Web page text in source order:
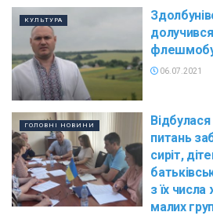
КУЛЬТУРА
флешмобу
06.07.2021
ГОЛОВНІ НОВИНИ
питань
сиріт,
з їх
малих